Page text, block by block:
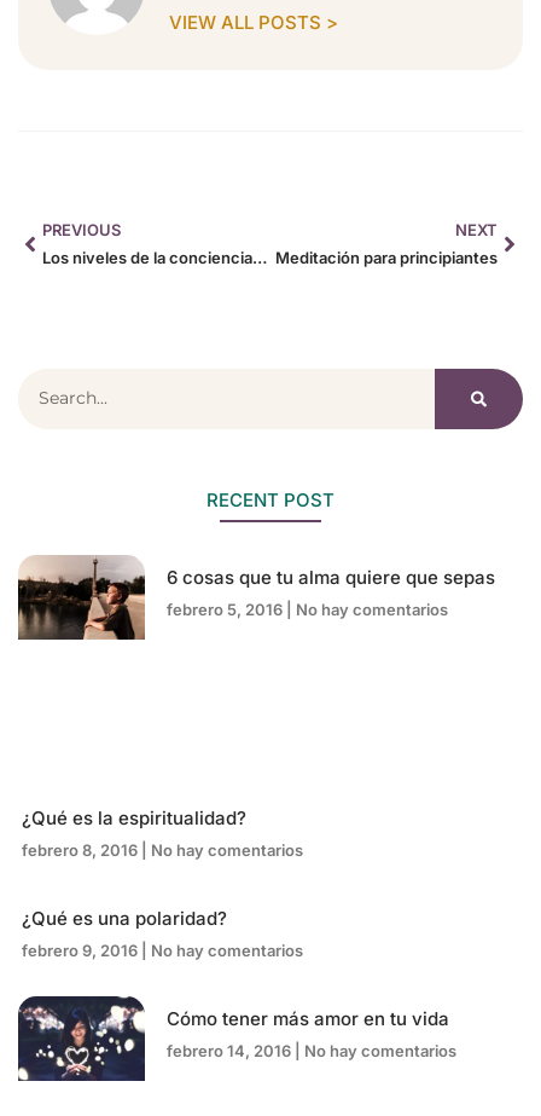
VIEW ALL POSTS >
PREVIOUS
Los niveles de la conciencia humana
NEXT
Meditación para principiantes
RECENT POST
6 cosas que tu alma quiere que sepas
febrero 5, 2016 No hay comentarios
¿Qué es la espiritualidad?
febrero 8, 2016 No hay comentarios
¿Qué es una polaridad?
febrero 9, 2016 No hay comentarios
Cómo tener más amor en tu vida
febrero 14, 2016 No hay comentarios